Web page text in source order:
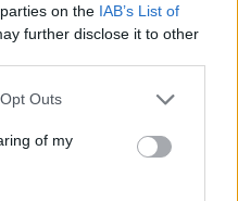
on the IAB’s List of
further disclose it to other
Outs
of my